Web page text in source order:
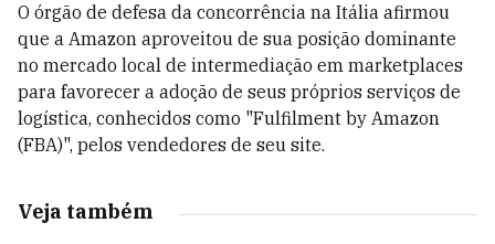
O órgão de defesa da concorrência na Itália afirmou
que a Amazon aproveitou de sua posição dominante
no mercado local de intermediação em marketplaces
para favorecer a adoção de seus próprios serviços de
logística, conhecidos como "Fulfilment by Amazon
(FBA)", pelos vendedores de seu site.
Veja também